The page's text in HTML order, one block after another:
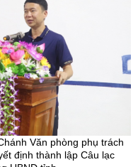
Văn phòng phụ trách
định thành lập Câu lạc